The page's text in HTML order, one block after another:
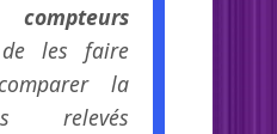
compteurs
les faire
la
relevés